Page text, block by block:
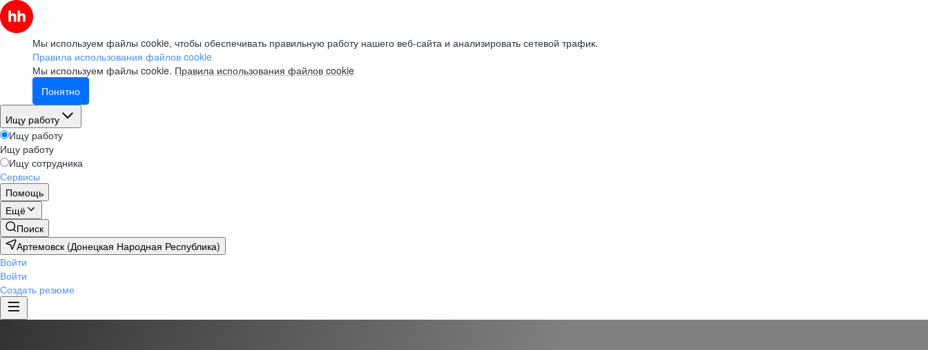
Мы используем файлы cookie, чтобы обеспечивать правильную работу нашего веб-сайта и анализировать сетевой трафик.
Правила использования файлов cookie
Мы используем файлы cookie. Правила использования файлов cookie
Понятно
Ищу работу
Ищу работу
Ищу работу
Ищу сотрудника
Сервисы
Помощь
Ещё
Поиск
Артемовск (Донецкая Народная Республика)
Войти
Войти
Создать резюме